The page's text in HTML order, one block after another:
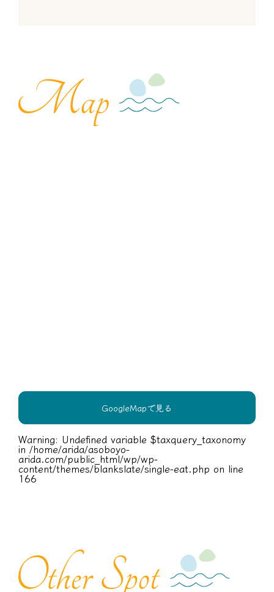
GoogleMapで見る
Warning: Undefined variable $taxquery_taxonomy
in /home/arida/asoboyo-
arida.com/public_html/wp/wp-
content/themes/blankslate/single-eat.php on line
166